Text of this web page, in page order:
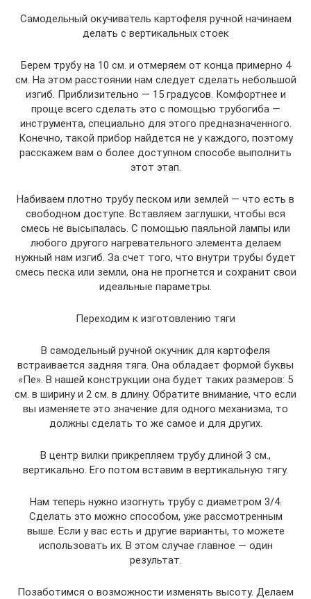
Самодельный окучиватель картофеля ручной начинаем
делать с вертикальных стоек
Берем трубу на 10 см. и отмеряем от конца примерно 4
см. На этом расстоянии нам следует сделать небольшой
изгиб. Приблизительно — 15 градусов. Комфортнее и
проще всего сделать это с помощью трубогиба —
инструмента, специально для этого предназначенного.
Конечно, такой прибор найдется не у каждого, поэтому
расскажем вам о более доступном способе выполнить
этот этап.
Набиваем плотно трубу песком или землей — что есть в
свободном доступе. Вставляем заглушки, чтобы вся
смесь не высыпалась. С помощью паяльной лампы или
любого другого нагревательного элемента делаем
нужный нам изгиб. За счет того, что внутри трубы будет
смесь песка или земли, она не прогнется и сохранит свои
идеальные параметры.
Переходим к изготовлению тяги
В самодельный ручной окучник для картофеля
встраивается задняя тяга. Она обладает формой буквы
«Пе». В нашей конструкции она будет таких размеров: 5
см. в ширину и 2 см. в длину. Обратите внимание, что если
вы изменяете это значение для одного механизма, то
должны сделать то же самое и для других.
В центр вилки прикрепляем трубу длиной 3 см.,
вертикально. Его потом вставим в вертикальную тягу.
Нам теперь нужно изогнуть трубу с диаметром 3/4.
Сделать это можно способом, уже рассмотренным
выше. Если у вас есть и другие варианты, то можете
использовать их. В этом случае главное — один
результат.
Позаботимся о возможности изменять высоту. Делаем